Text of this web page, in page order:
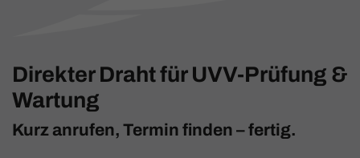
Direkter Draht für UVV-Prüfung &
Wartung
Kurz anrufen, Termin finden – fertig.